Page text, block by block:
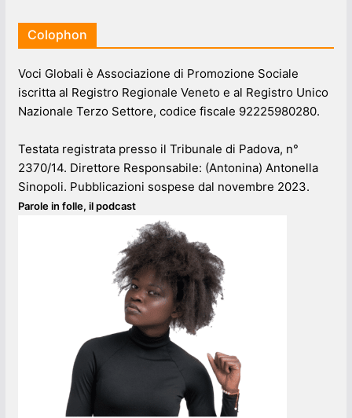
Colophon
Voci Globali è Associazione di Promozione Sociale
iscritta al Registro Regionale Veneto e al Registro Unico
Nazionale Terzo Settore, codice fiscale 92225980280.
Testata registrata presso il Tribunale di Padova, n°
2370/14. Direttore Responsabile: (Antonina) Antonella
Sinopoli. Pubblicazioni sospese dal novembre 2023.
Parole in folle, il podcast